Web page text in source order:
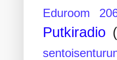
Eduroom
Putkiradio